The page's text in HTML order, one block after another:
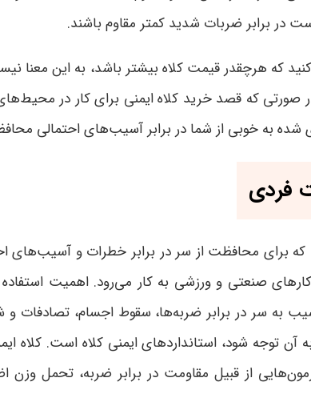
در برابر ضربات شدید کمتر مقاوم باشند.
که هرچقدر قیمت کلاه بیشتر باشد، به این معنا
صورتی که قصد خرید کلاه ایمنی برای کار در
شده به خوبی از شما در برابر آسیب‌های احتمالی
فردی
برای محافظت از سر در برابر خطرات و آسیب‌های
صنعتی و ورزشی به کار می‌رود. اهمیت
آسیب به سر در برابر ضربه‌ها، سقوط اجسام،
توجه شود، استانداردهای ایمنی کلاه است. کلاه
از قبیل مقاومت در برابر ضربه، تحمل